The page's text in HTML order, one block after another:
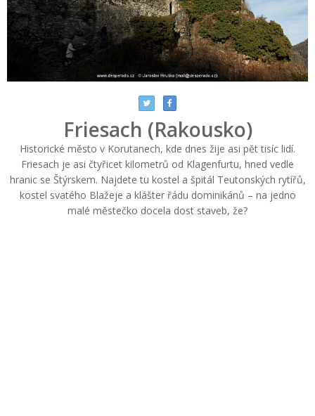
Friesach (Rakousko)
Historické město v Korutanech, kde dnes žije asi pět tisíc lidí.
Friesach je asi čtyřicet kilometrů od Klagenfurtu, hned vedle
hranic se Štýrskem. Najdete tu kostel a špitál Teutonských rytířů,
kostel svatého Blažeje a klášter řádu dominikánů – na jedno
malé městečko docela dost staveb, že?